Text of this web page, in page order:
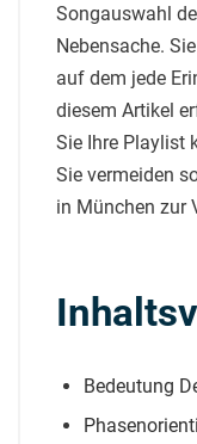
Songauswahl
Nebensache.
auf dem jede
diesem Artikel
Sie Ihre Playlist
Sie vermeiden
in München zur
Bedeutung